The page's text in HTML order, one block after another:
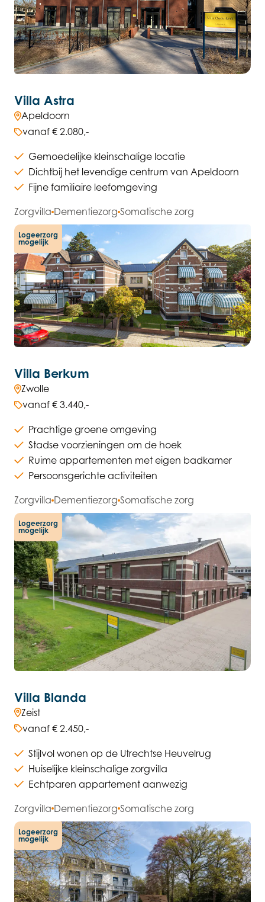
Villa Astra
Apeldoorn
vanaf € 2.080,-
Gemoedelijke kleinschalige locatie
Dichtbij het levendige centrum van Apeldoorn
Fijne familiaire leefomgeving
Zorgvilla Dementiezorg Somatische zorg
Logeerzorg
mogelijk
Villa Berkum
Zwolle
vanaf € 3.440,-
Prachtige groene omgeving
Stadse voorzieningen om de hoek
Ruime appartementen met eigen badkamer
Persoonsgerichte activiteiten
Zorgvilla Dementiezorg Somatische zorg
Logeerzorg
mogelijk
Villa Blanda
Zeist
vanaf € 2.450,-
Stijlvol wonen op de Utrechtse Heuvelrug
Huiselijke kleinschalige zorgvilla
Echtparen appartement aanwezig
Zorgvilla Dementiezorg Somatische zorg
Logeerzorg
mogelijk